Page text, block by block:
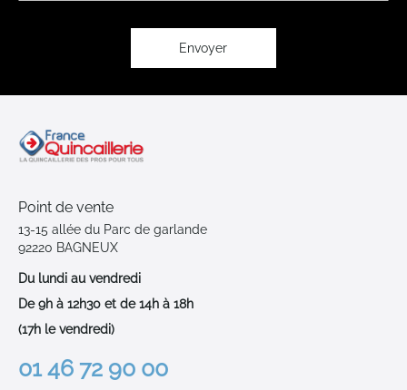
Envoyer
Point de vente
13-15 allée du Parc de garlande
92220 BAGNEUX
Du lundi au vendredi
De 9h à 12h30 et de 14h à 18h
(17h le vendredi)
01 46 72 90 00